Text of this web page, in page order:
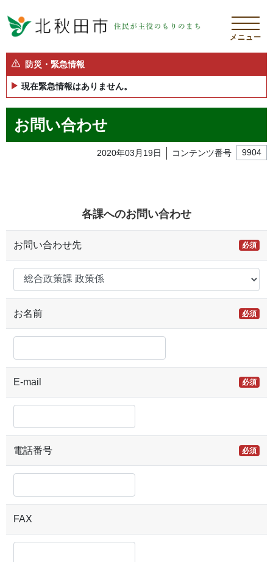
メニュー
防災・緊急情報
現在緊急情報はありません。
お問い合わせ
2020年03月19日 コンテンツ番号 9904
各課へのお問い合わせ
お問い合わせ先 必須
お名前 必須
E-mail 必須
電話番号 必須
FAX